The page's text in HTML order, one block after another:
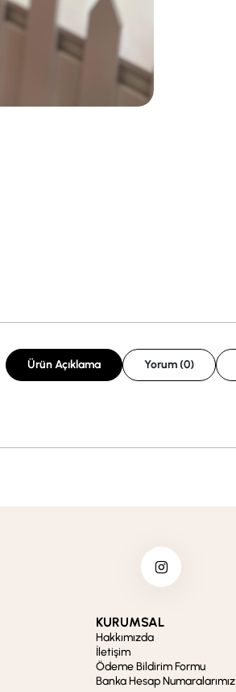
Ürün Açıklama Yorum (0)
KURUMSAL
Hakkımızda
İletişim
Ödeme Bildirim Formu
Banka Hesap Numaralarımız